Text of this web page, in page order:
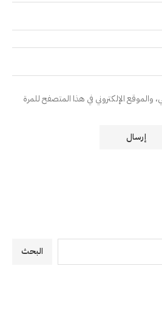
والموقع الإلكتروني في هذا المتصفح للمرة
البحث